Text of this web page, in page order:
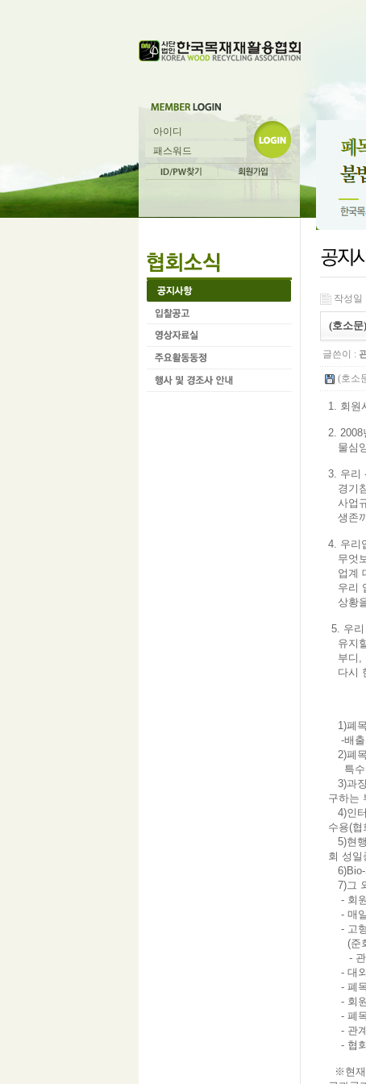
작성일
(호소문
글쓴이 :
(호소
1. 회원
2. 2008
물심
3. 우리
경기
사업
생존
4. 우리
무엇
업계
우리
상황
5. 우
유지
부디,
다시
<<
1)폐
-배출
2)폐
특수
3)과
구하는
4)인
수용(
5)현
회 성일
6)Bio-
7)그
- 회원
- 매일
- 고형
(준회
- 관련
- 대외
- 폐목
- 회원
- 폐목
- 관계
- 협회
※현재